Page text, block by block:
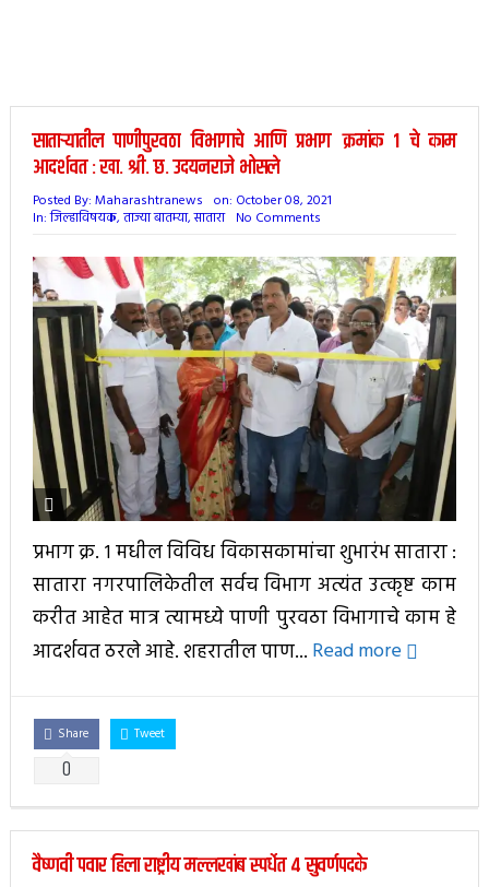
साताऱ्यातील पाणीपुरवठा विभागाचे आणि प्रभाग क्रमांक 1 चे काम
आदर्शवत : खा. श्री. छ. उदयनराजे भोसले
Posted By: Maharashtranews on: October 08, 2021
In:जिल्हाविषयक, ताज्या बातम्या,सातारा No Comments
प्रभाग क्र. १ मधील विविध विकासकामांचा शुभारंभ सातारा :
सातारा नगरपालिकेतील सर्वच विभाग अत्यंत उत्कृष्ट काम
करीत आहेत मात्र त्यामध्ये पाणी पुरवठा विभागाचे काम हे
आदर्शवत ठरले आहे. शहरातील पाण... Read more
Share
0
Tweet
वैष्णवी पवार हिला राष्ट्रीय मल्लखांब स्पर्धेत ४ सुवर्णपदके